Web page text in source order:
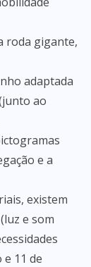
roda gigante,
adaptada
ao
e a
existem
e som
11 de